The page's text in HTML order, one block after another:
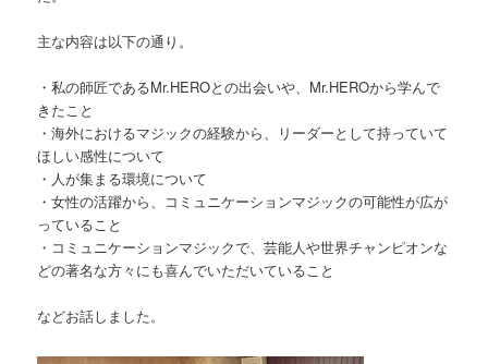
主な内容は以下の通り。
・私の師匠であるMr.HEROとの出会いや、Mr.HEROから学んで
きたこと
・海外におけるマジックの経験から、リーダーとして持っていて
ほしい感性について
・人が集まる環境について
・女性の活躍から、コミュニケーションマジックの可能性が広が
っていること
・コミュニケーションマジックで、芸能人や世界チャンピオンな
どの著名な方々にも喜んでいただいていること
などお話しました。